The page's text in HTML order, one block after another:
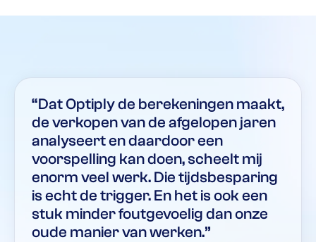
“Dat Optiply de berekeningen maakt,
de verkopen van de afgelopen jaren
analyseert en daardoor een
voorspelling kan doen, scheelt mij
enorm veel werk. Die tijdsbesparing
is echt de trigger. En het is ook een
stuk minder foutgevoelig dan onze
oude manier van werken.”